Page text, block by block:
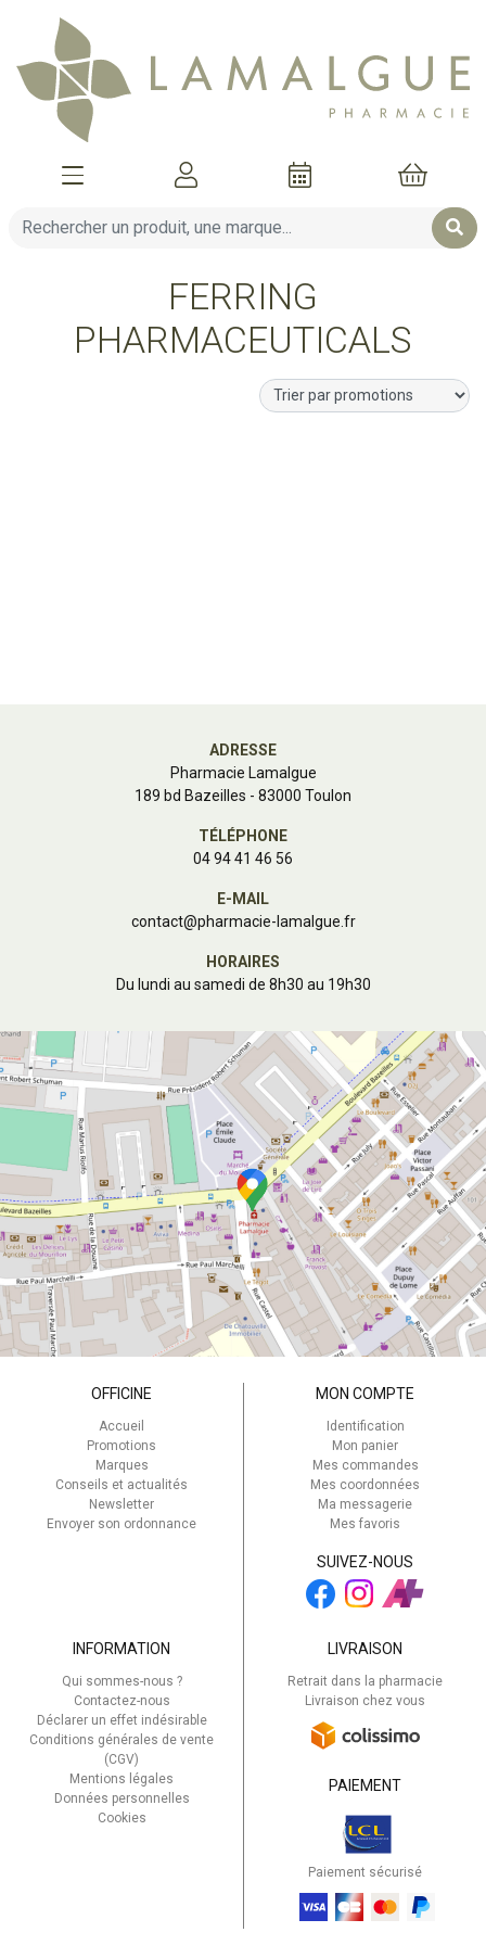
Afficher la navigation
Mon
FERRING
PHARMACEUTICALS
ADRESSE
Pharmacie Lamalgue
189 bd Bazeilles - 83000 Toulon
TÉLÉPHONE
04 94 41 46 56
E-MAIL
contact@pharmacie-lamalgue.fr
HORAIRES
Du lundi au samedi de 8h30 au 19h30
OFFICINE
Accueil
Promotions
Marques
Conseils et actualités
Newsletter
Envoyer son ordonnance
MON COMPTE
Identification
Mon panier
Mes commandes
Mes coordonnées
Ma messagerie
Mes favoris
SUIVEZ-NOUS
INFORMATION
Qui sommes-nous ?
Contactez-nous
Déclarer un effet indésirable
Conditions générales de vente
(CGV)
Mentions légales
Données personnelles
Cookies
LIVRAISON
Retrait dans la pharmacie
Livraison chez vous
PAIEMENT
Paiement sécurisé